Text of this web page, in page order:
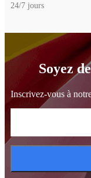
24/7 jours
Soyez
Inscrivez-vous à